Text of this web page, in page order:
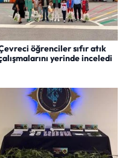
öğrenciler sıfır atık
yerinde inceledi